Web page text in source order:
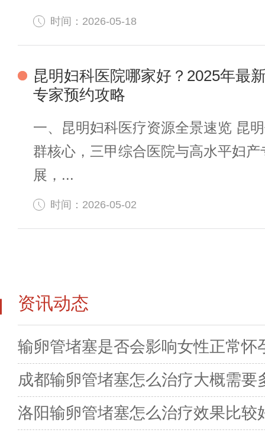
时间：2026-05-18
昆明妇科医院哪家好？2025年最
专家预约攻略
一、昆明妇科医疗资源全景速览 昆
群核心，三甲综合医院与高水平妇产
展，...
时间：2026-05-02
资讯动态
输卵管堵塞是否会影响女性正常怀
成都输卵管堵塞怎么治疗大概需要
洛阳输卵管堵塞怎么治疗效果比较